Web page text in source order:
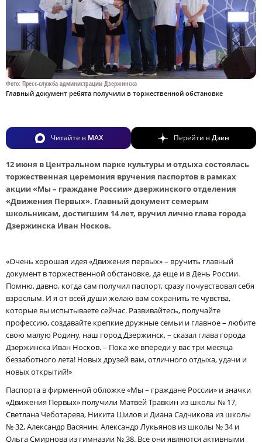
Фото: Пресс-служба администрации Дзержинска
Главный документ ребята получили в торжественной обстановке
Читайте в MAX Перейти вДзен
12 июня в Центральном парке культуры и отдыха состоялась
торжественная церемония вручения паспортов в рамках
акции «Мы – граждане России» дзержинского отделения
«Движения Первых». Главный документ семерым
школьникам, достигшим 14 лет, вручил лично глава города
Дзержинска Иван Носков.
«Очень хорошая идея «Движения первых» – вручить главный
документ в торжественной обстановке, да еще и в День России.
Помню, давно, когда сам получил паспорт, сразу почувствовал себя
взрослым. И я от всей души желаю вам сохранить те чувства,
которые вы испытываете сейчас. Развивайтесь, получайте
профессию, создавайте крепкие дружные семьи и главное – любите
свою малую Родину, наш город Дзержинск, – сказал глава города
Дзержинска Иван Носков. – Пока же впереди у вас три месяца
беззаботного лета! Новых друзей вам, отличного отдыха, удачи и
новых открытий!»
Паспорта в фирменной обложке «Мы – граждане России» и значки
«Движения Первых» получили Матвей Травкин из школы № 17,
Светлана Чеботарева, Никита Шилов и Диана Садчикова из школы
№ 32, Александр Васянин, Александр Лукьянов из школы № 34 и
Ольга Смирнова из гимназии № 38. Все они являются активными